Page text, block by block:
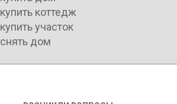
купить коттедж
купить участок
снять дом